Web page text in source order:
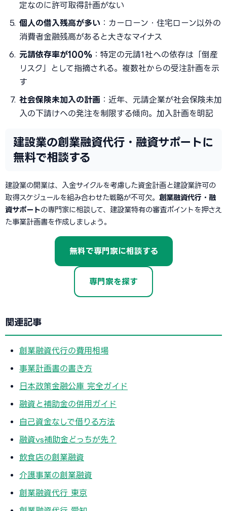
定なのに許可取得計画がない
個人の借入残高が多い ：カーローン・住宅ローン以外の
消費者金融残高があると大きなマイナス
元請依存率が100% ：特定の元請1社への依存は「倒産
リスク」として指摘される。複数社からの受注計画を示
す
社会保険未加入の計画 ：近年、元請企業が社会保険未加
入の下請けへの発注を制限する傾向。加入計画を明記
建設業の創業融資代行・融資サポートに
無料で相談する
建設業の開業は、入金サイクルを考慮した資金計画と建設業許可の
取得スケジュールを組み合わせた戦略が不可欠。 創業融資代行・融
資サポートの専門家に相談して、建設業特有の審査ポイントを押さえ
た事業計画書を作成しましょう。
無料で専門家に相談する
専門家を探す
関連記事
創業融資代行の費用相場
事業計画書の書き方
日本政策金融公庫 完全ガイド
融資と補助金の併用ガイド
自己資金なしで借りる方法
融資vs補助金どっちが先？
飲食店の創業融資
介護事業の創業融資
創業融資代行 東京